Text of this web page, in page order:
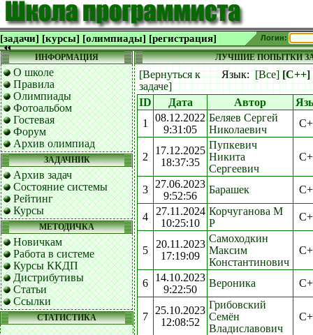
[задачи] [курсы] [олимпиады] [регистрация] Логин:
ИНФОРМАЦИЯ
О школе
Правила
Олимпиады
Фотоальбом
Гостевая
Форум
Архив олимпиад
ЗАДАЧНИК
Архив задач
Состояние системы
Рейтинг
Курсы
МЕТОДИЧКА
Новичкам
Работа в системе
Курсы ККДП
Дистрибутивы
Статьи
Ссылки
СТАТИСТИКА
ЛУЧШИЕ ПОПЫТКИ
[Вернуться к
задаче]
Язык:[Все] [C++]
ID Дата Автор
1
08.12.2022
9:31:05
Беляев Сергей
Николаевич
2
17.12.2025
18:37:35
Пупкевич
Никита
Сергеевич
3
27.06.2023
9:52:56
Барашек
4
27.11.2024
10:25:10
Корчуганова М
Р
5
20.11.2023
17:19:09
Самоходкин
Максим
Константинович
6
14.10.2023
9:22:50
Вероника
7
25.10.2023
12:08:52
Грибовский
Семён
Владиславович